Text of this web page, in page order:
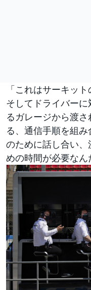
「これはサーキッ
そしてドライバー
るガレージから渡
る、通信手順を組
のために話し合い
めの時間が必要なん